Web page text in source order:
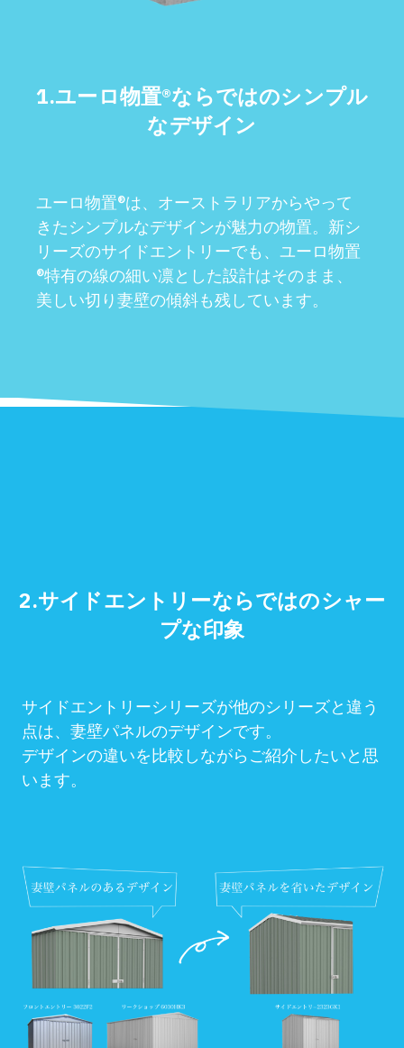
1.ユーロ物置®︎ならではのシンプル
なデザイン
ユーロ物置®︎は、オーストラリアからやって
きたシンプルなデザインが魅力の物置。新シ
リーズのサイドエントリーでも、ユーロ物置
®特有の線の細い凛とした設計はそのまま、
美しい切り妻壁の傾斜も残しています。
2.サイドエントリーならではのシャー
プな印象
サイドエントリーシリーズが他のシリーズと違う
点は、妻壁パネルのデザインです。
デザインの違いを比較しながらご紹介したいと思
います。